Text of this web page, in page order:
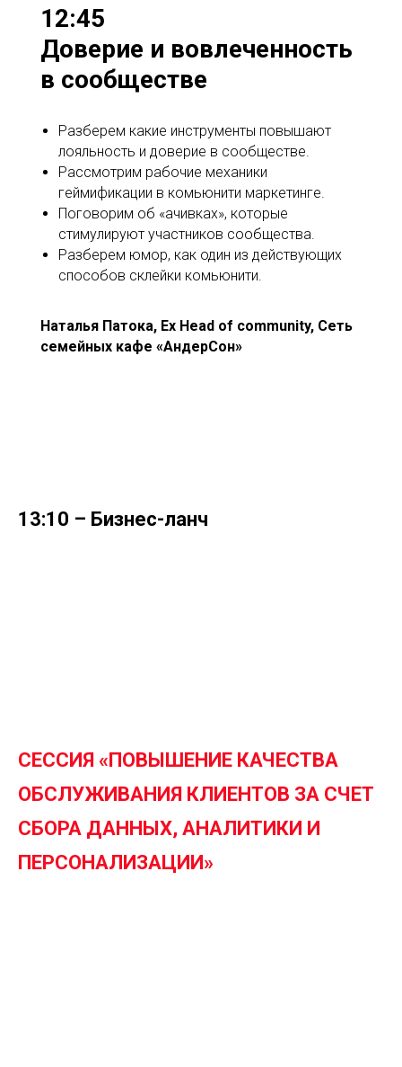
12:45
Доверие и вовлеченность
в сообществе
Разберем какие инструменты повышают
лояльность и доверие в сообществе.
Рассмотрим рабочие механики
геймификации в комьюнити маркетинге.
Поговорим об «ачивках», которые
стимулируют участников сообщества.
Разберем юмор, как один из действующих
способов склейки комьюнити.
Наталья Патока, Ex Head of community, Сеть
семейных кафе «АндерСон»
13:10 – Бизнес-ланч
СЕССИЯ «ПОВЫШЕНИЕ КАЧЕСТВА
ОБСЛУЖИВАНИЯ КЛИЕНТОВ ЗА СЧЕТ
СБОРА ДАННЫХ, АНАЛИТИКИ И
ПЕРСОНАЛИЗАЦИИ»